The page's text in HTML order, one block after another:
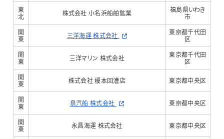
東
北
株式会社 小名浜船舶鉱業
福島県いわき
市
関
東
三洋海運 株式会社
東京都千代田
区
関
東
三洋マリン 株式会社
東京都千代田
区
関
東
株式会社 榎本回漕店 東京都中央区
関
東
泉汽船 株式会社 東京都中央区
関
東
永昌海運 株式会社 東京都中央区